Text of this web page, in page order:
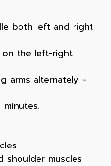
both left and right
on the left-right
arms alternately -
shoulder muscles